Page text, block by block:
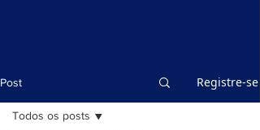
Post Registre-se
Todos os posts